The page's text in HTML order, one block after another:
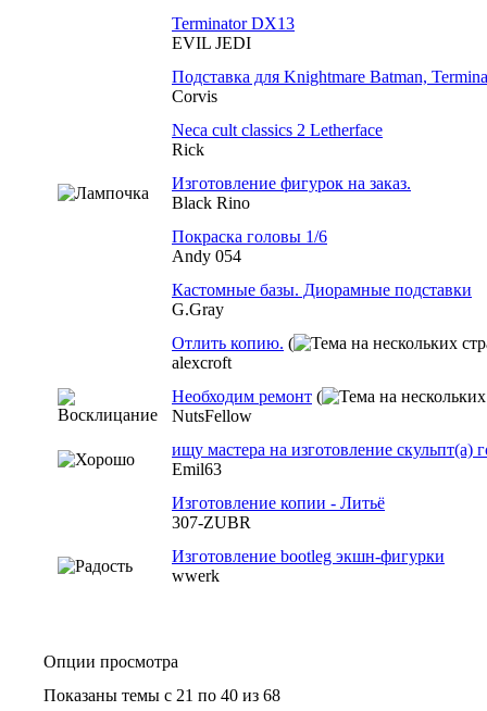
Terminator DX13
EVIL JEDI
Подставка для Knightmare Batman,
Corvis
Neca cult classics 2 Letherface
Rick
Изготовление фигурок на заказ.
Black Rino
Покраска головы 1/6
Andy 054
Кастомные базы. Диорамные подставки
G.Gray
Отлить копию. (
alexcroft
Необходим ремонт (
NutsFellow
ищу мастера на изготовление скульпт(а)
Emil63
Изготовление копии - Литьё
307-ZUBR
Изготовление bootleg экшн-фигурки
wwerk
Опции просмотра
Показаны темы с 21 по 40 из 68